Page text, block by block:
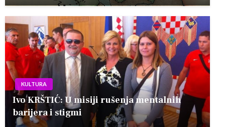
KULTURA
Ivo KRŠTIĆ: U misiji rušenja mentalnih
barijera i stigmi